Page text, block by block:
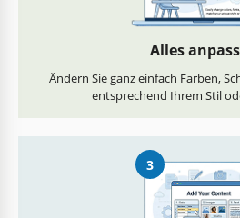
Alles
Ändern Sie ganz einfach Farben,
entsprechend Ihrem Stil
3